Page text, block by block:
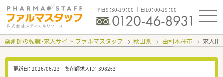
平日9：30-19：00 土日10：00-19：00
薬剤師の転職・求人サイト ファルマスタッフ 秋田県 由利本荘市 求人ID
更新日： 2026/06/23 薬剤師求人ID： 398263